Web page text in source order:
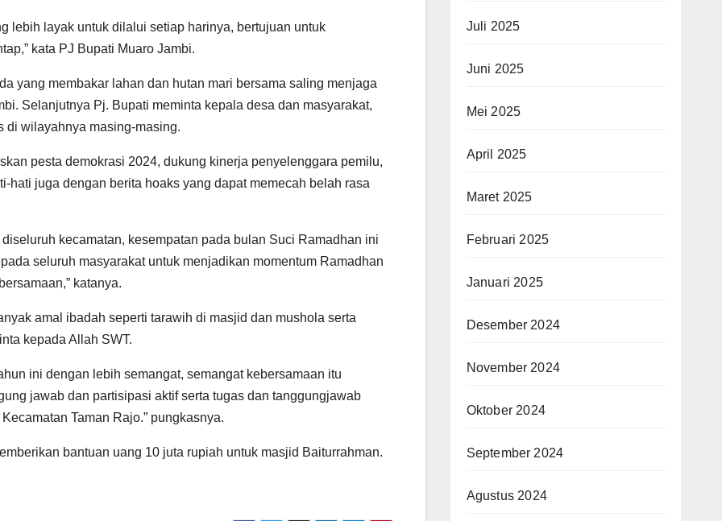
lebih layak untuk dilalui setiap harinya, bertujuan untuk
kata PJ Bupati Muaro Jambi.
yang membakar lahan dan hutan mari bersama saling menjaga
Selanjutnya Pj. Bupati meminta kepala desa dan masyarakat,
di wilayahnya masing-masing.
pesta demokrasi 2024, dukung kinerja penyelenggara pemilu,
hati juga dengan berita hoaks yang dapat memecah belah rasa
kecamatan, kesempatan pada bulan Suci Ramadhan ini
seluruh masyarakat untuk menjadikan momentum Ramadhan
katanya.
amal ibadah seperti tarawih di masjid dan mushola serta
kepada Allah SWT.
ini dengan lebih semangat, semangat kebersamaan itu
jawab dan partisipasi aktif serta tugas dan tanggungjawab
Taman Rajo.” pungkasnya.
bantuan uang 10 juta rupiah untuk masjid Baiturrahman.
Juli 2025
Juni 2025
Mei 2025
April 2025
Maret 2025
Februari 2025
Januari 2025
Desember 2024
November 2024
Oktober 2024
September 2024
Agustus 2024